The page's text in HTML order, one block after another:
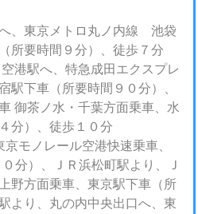
、東京メトロ丸ノ内線 池袋
所要時間９分）、徒歩７分
港駅へ、特急成田エクスプレ
駅下車（所要時間９０分）、
御茶ノ水・千葉方面乗車、水
分）、徒歩１０分
モノレール空港快速乗車、
分）、ＪＲ浜松町駅より、Ｊ
野方面乗車、東京駅下車（所
より、丸の内中央出口へ、東